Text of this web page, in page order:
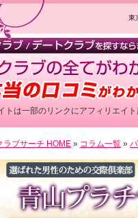
トは一部のリンクにアフィリエイト
東
ラブサーチ HOME » コラム一覧 »
＼業界最高水準
▶男性用公式